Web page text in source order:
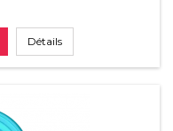
Détails